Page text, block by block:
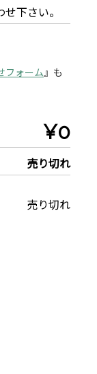
下さい。
フォーム 』も
¥0
売り切れ
売り切れ